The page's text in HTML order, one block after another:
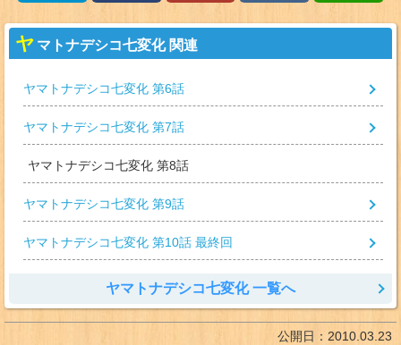
ヤ マトナデシコ七変化 関連
ヤマトナデシコ七変化 第6話
ヤマトナデシコ七変化 第7話
ヤマトナデシコ七変化 第8話
ヤマトナデシコ七変化 第9話
ヤマトナデシコ七変化 第10話 最終回
ヤマトナデシコ七変化 一覧へ
公開日： 2010.03.23